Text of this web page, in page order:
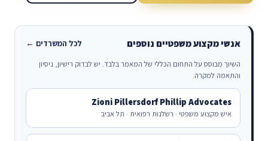
אנשי מקצוע משפטיים נוספים לכל המשרדים ←
השיוך מבוסס על התחום הכללי של המאמר בלבד. יש לבדוק רישיון, ניסיון
והתאמה למקרה.
Zioni Pillersdorf Phillip Advocates
איש מקצוע משפטי · רשלנות רפואית · תל אביב